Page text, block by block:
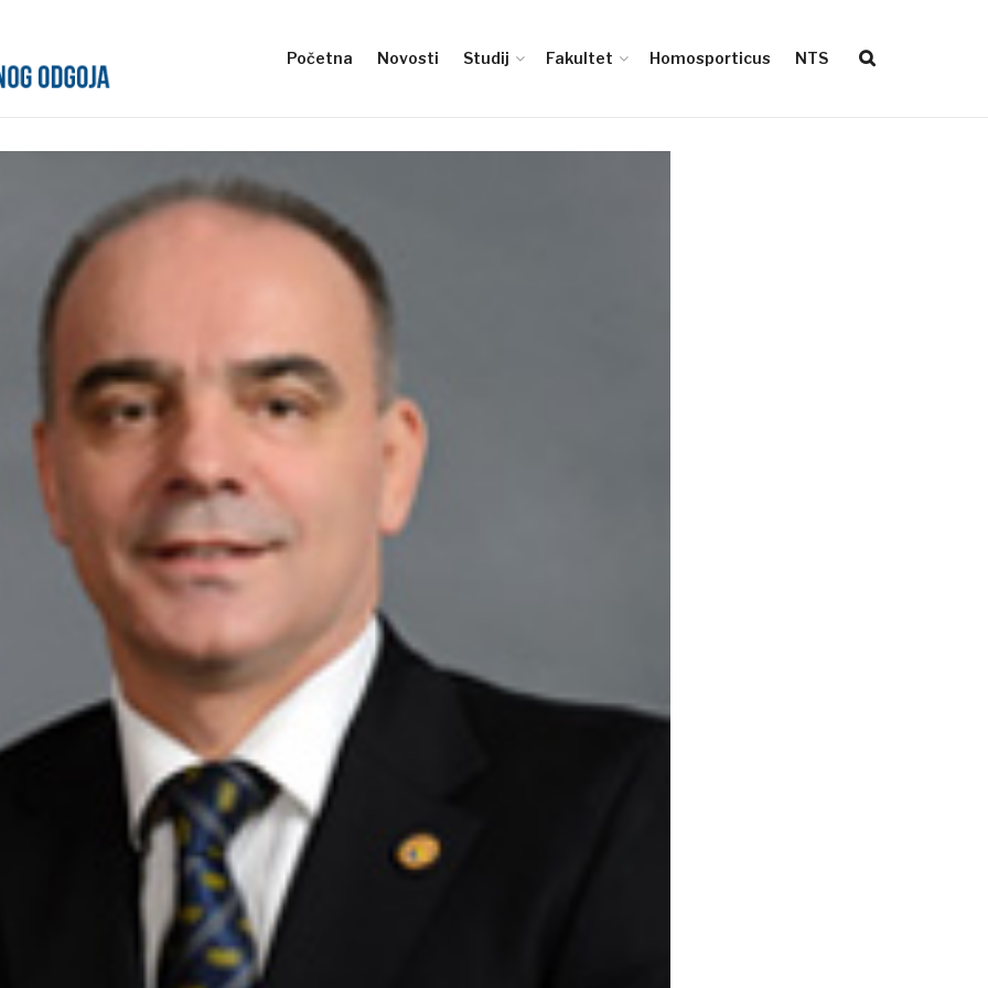
Početna Novosti Studij Fakultet Homosporticus NTS